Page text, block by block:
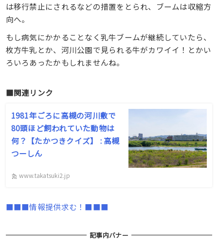
は移行禁止にされるなどの措置をとられ、ブームは収縮方
向へ。
もし病気にかかることなく乳牛ブームが継続していたら、
枚方牛乳とか、河川公園で見られる牛がカワイイ！とかい
ろいろあったかもしれませんね。
■関連リンク
1981年ごろに高槻の河川敷で
80頭ほど飼われていた動物は
何？【たかつきクイズ】 : 高槻
つーしん
www.takatsuki2.jp
■■■情報提供求む！■■■
記事内バナー